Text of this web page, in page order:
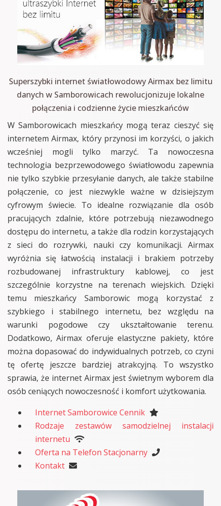
Superszybki internet światłowodowy Airmax bez limitu
danych w Samborowicach rewolucjonizuje lokalne
połączenia i codzienne życie mieszkańców
W Samborowicach mieszkańcy mogą teraz cieszyć się
internetem Airmax, który przynosi im korzyści, o jakich
wcześniej mogli tylko marzyć. Ta nowoczesna
technologia bezprzewodowego światłowodu zapewnia
nie tylko szybkie przesyłanie danych, ale także stabilne
połączenie, co jest niezwykle ważne w dzisiejszym
cyfrowym świecie. To idealne rozwiązanie dla osób
pracujących zdalnie, które potrzebują niezawodnego
dostępu do internetu, a także dla rodzin korzystających
z sieci do rozrywki, nauki czy komunikacji. Airmax
wyróżnia się łatwością instalacji i brakiem potrzeby
rozbudowanej infrastruktury kablowej, co jest
szczególnie korzystne na terenach wiejskich. Dzięki
temu mieszkańcy Samborowic mogą korzystać z
szybkiego i stabilnego internetu, bez względu na
warunki pogodowe czy ukształtowanie terenu.
Dodatkowo, Airmax oferuje elastyczne pakiety, które
można dopasować do indywidualnych potrzeb, co czyni
tę ofertę jeszcze bardziej atrakcyjną. To wszystko
sprawia, że internet Airmax jest świetnym wyborem dla
osób ceniących nowoczesność i komfort użytkowania.
Internet Samborowice Cennik
Rodzaje zestawów samodzielnej instalacji
internetu
Oferta na Telefon Stacjonarny
Kontakt